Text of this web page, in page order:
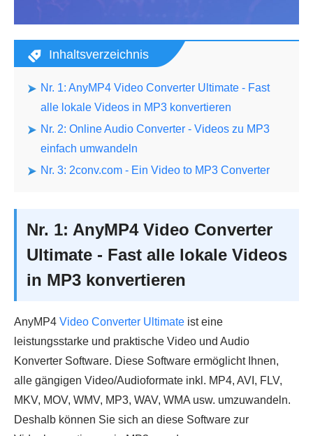
Inhaltsverzeichnis
Nr. 1: AnyMP4 Video Converter Ultimate - Fast
alle lokale Videos in MP3 konvertieren
Nr. 2: Online Audio Converter - Videos zu MP3
einfach umwandeln
Nr. 3: 2conv.com - Ein Video to MP3 Converter
Nr. 1: AnyMP4 Video Converter
Ultimate - Fast alle lokale Videos
in MP3 konvertieren
AnyMP4 Video Converter Ultimate ist eine
leistungsstarke und praktische Video und Audio
Konverter Software. Diese Software ermöglicht Ihnen,
alle gängigen Video/Audioformate inkl. MP4, AVI, FLV,
MKV, MOV, WMV, MP3, WAV, WMA usw. umzuwandeln.
Deshalb können Sie sich an diese Software zur